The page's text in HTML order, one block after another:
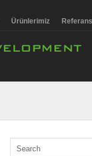
Ürünlerimiz